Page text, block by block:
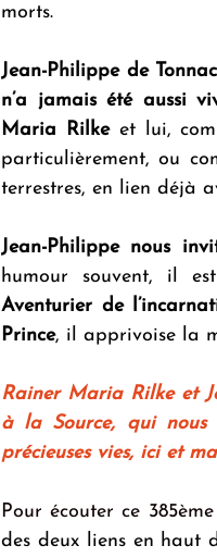
morts.
Jean-Philippe de
n’a jamais été aussi
Maria Rilke et lui,
particulièrement, ou
terrestres, en lien déjà
Jean-Philippe nous
Aventurier de
Prince, il apprivoise la
Rainer Maria Rilke et
à la Source, qui
précieuses vies, ici et
Pour écouter ce
des deux liens en haut